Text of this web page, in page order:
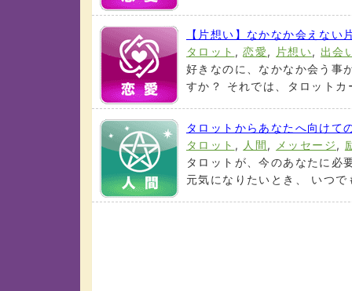
【片想い】なかなか会えな
タロット ,恋愛, 片想い, 出会
好きなのに、なかなか会う事
すか？ それでは、タロット
タロットからあなたへ向けて
タロット , 人間, メッセージ,
タロットが、今のあなたに必
元気になりたいとき、 いつ